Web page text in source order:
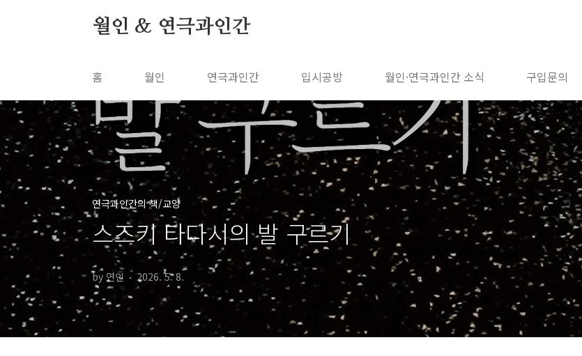
월인 & 연극과인간
홈 월인 연극과인간 입시공방 월인·연극과인간 소식 구입문의
연극과인간의 책/교양
스즈키 타다시의 발 구르기
by 연인 2026. 5. 8.